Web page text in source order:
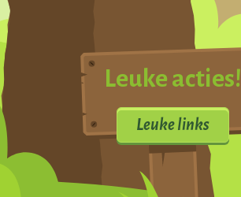
Leuke acties!
Leuke links